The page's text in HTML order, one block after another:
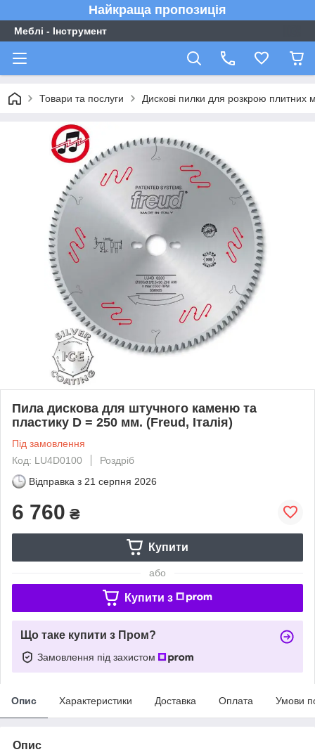
Найкраща пропозиція
Меблі - Інструмент
Товари та послуги Дискові пилки для розкрою плитних
Пила дискова для штучного каменю та
пластику D = 250 мм. (Freud, Італія)
Під замовлення
Код: LU4D0100
Роздріб
Відправка з 21 серпня 2026
6 760 ₴
Купити
або
Купити з
Що таке купити з Пром?
Замовлення під захистом
Опис Характеристики Доставка Оплата Умови
Опис